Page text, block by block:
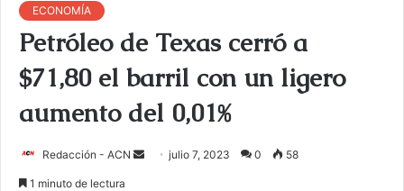
ECONOMÍA
Petróleo de Texas cerró a
$71,80 el barril con un ligero
aumento del 0,01%
Redacción - ACN julio 7, 2023 0 58
1 minuto de lectura